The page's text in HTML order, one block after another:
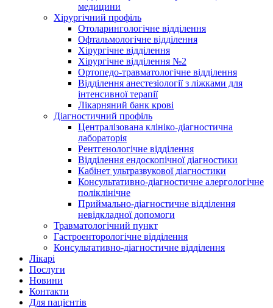
медицини
Хірургічний профіль
Отоларингологічне відділення
Офтальмологічне відділення
Хірургічне відділення
Хірургічне відділення №2
Ортопедо-травматологічне відділення
Відділення анестезіології з ліжками для
інтенсивної терапії
Лікарняний банк крові
Діагностичний профіль
Централізована клініко-діагностична
лабораторія
Рентгенологічне відділення
Відділення ендоскопічної діагностики
Кабінет ультразвукової діагностики
Консультативно-діагностичне алергологічне
поліклінічне
Приймально-діагностичне відділення
невідкладної допомоги
Травматологічний пункт
Гастроенторологічне відділення
Консультативно-діагностичне відділення
Лікарі
Послуги
Новини
Контакти
Для пацієнтів